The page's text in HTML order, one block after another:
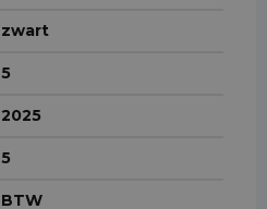
zwart
5
2025
5
BTW